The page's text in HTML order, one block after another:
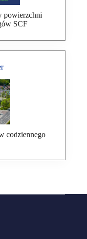
powierzchni
SCF
codziennego